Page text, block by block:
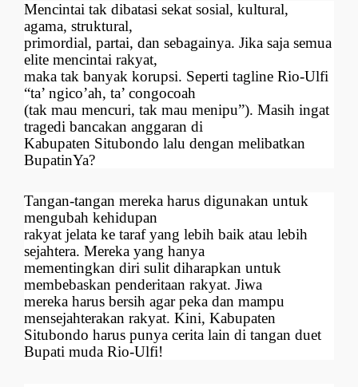
Mencintai tak dibatasi sekat sosial, kultural,
agama, struktural,
primordial, partai, dan sebagainya. Jika saja semua
elite mencintai rakyat,
maka tak banyak korupsi. Seperti tagline Rio-Ulfi
“ta’ ngico’ah, ta’ congocoah
(tak mau mencuri, tak mau menipu”). Masih ingat
tragedi bancakan anggaran di
Kabupaten Situbondo lalu dengan melibatkan
BupatinYa?
Tangan-tangan mereka harus digunakan untuk
mengubah kehidupan
rakyat jelata ke taraf yang lebih baik atau lebih
sejahtera. Mereka yang hanya
mementingkan diri sulit diharapkan untuk
membebaskan penderitaan rakyat. Jiwa
mereka harus bersih agar peka dan mampu
mensejahterakan rakyat. Kini, Kabupaten
Situbondo harus punya cerita lain di tangan duet
Bupati muda Rio-Ulfi!